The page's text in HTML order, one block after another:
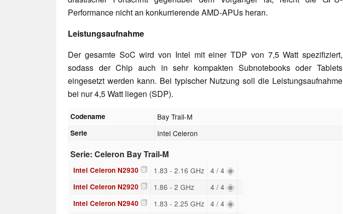
Performance nicht an konkurrierende AMD-APUs heran.
Leistungsaufnahme
Der gesamte SoC wird von Intel mit einer TDP von 7,5 Watt spezifiziert,
sodass der Chip auch in sehr kompakten Subnotebooks oder Tablets
eingesetzt werden kann. Bei typischer Nutzung soll die Leistungsaufnahme
bei nur 4,5 Watt liegen (SDP).
Codename Bay Trail-M
Serie Intel Celeron
Serie: Celeron Bay Trail-M
Intel Celeron N2930 1.83 - 2.16 GHz 4 / 4
Intel Celeron N2920 1.86 - 2 GHz 4 / 4
Intel Celeron N2940 1.83 - 2.25 GHz 4 / 4